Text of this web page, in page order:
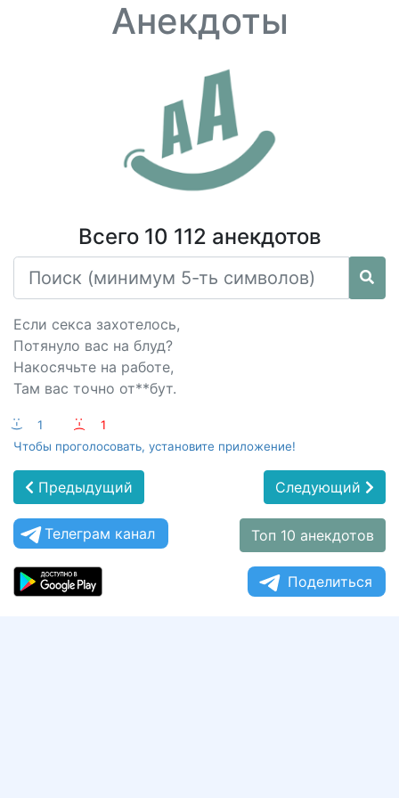
Анекдоты
Всего 10 112 анекдотов
Если cекcа захотелось,
Потянуло вас на блуд?
Накосячьте на работе,
Там вас точно от**бут.
:-) 1 :-(
1
Чтобы проголосовать, установите приложение!
Предыдущий Следующий
Телеграм канал Топ 10 анекдотов
Поделиться